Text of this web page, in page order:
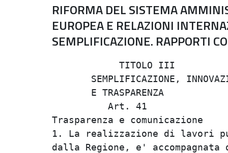
RIFORMA DEL SISTEMA
EUROPEA E RELAZIONI
SEMPLIFICAZIONE. RAPPORTI
1. La realizzazione di
dalla Regione, e'